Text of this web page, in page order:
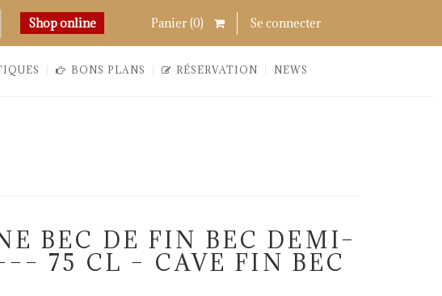
Shop online Chercher
Panier (0) Links
Se connecter
BONS PLANS RÉSERVATION NEWS
BEC DE FIN BEC DEMI–
75 CL – CAVE FIN BEC